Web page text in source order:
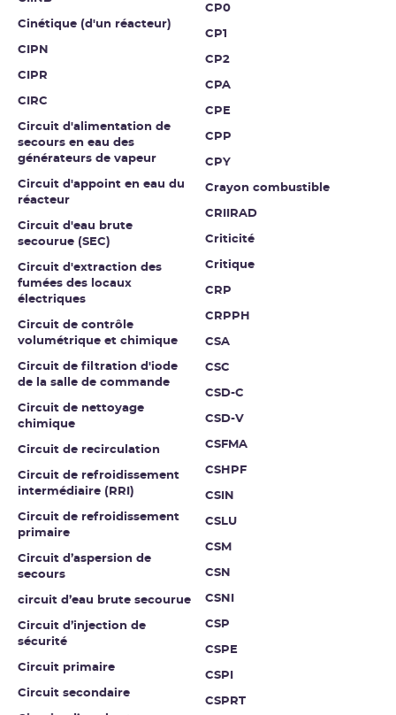
Cinétique (d'un réacteur)
CIPN
CIPR
CIRC
Circuit d'alimentation de
secours en eau des
générateurs de vapeur
Circuit d'appoint en eau du
réacteur
Circuit d'eau brute
secourue (SEC)
Circuit d'extraction des
fumées des locaux
électriques
Circuit de contrôle
volumétrique et chimique
Circuit de filtration d'iode
de la salle de commande
Circuit de nettoyage
chimique
Circuit de recirculation
Circuit de refroidissement
intermédiaire (RRI)
Circuit de refroidissement
primaire
Circuit d’aspersion de
secours
circuit d’eau brute secourue
Circuit d’injection de
sécurité
Circuit primaire
Circuit secondaire
CP0
CP1
CP2
CPA
CPE
CPP
CPY
Crayon combustible
CRIIRAD
Criticité
Critique
CRP
CRPPH
CSA
CSC
CSD-C
CSD-V
CSFMA
CSHPF
CSIN
CSLU
CSM
CSN
CSNI
CSP
CSPE
CSPI
CSPRT